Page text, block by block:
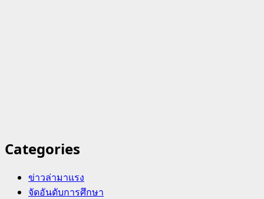
Categories
ข่าวล่ามาแรง
จัดอันดับการศึกษา